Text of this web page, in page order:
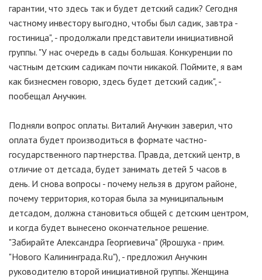
гарантии, что здесь так и будет детский садик? Сегодня
частному инвестору выгодно, чтобы был садик, завтра -
гостиница", - продолжали представители инициативной
группы. "У нас очередь в сады большая. Конкуренции по
частным детским садикам почти никакой. Поймите, я вам
как бизнесмен говорю, здесь будет детский садик", -
пообещал Анучкин.
Подняли вопрос оплаты. Виталий Анучкин заверил, что
оплата будет производиться в формате частно-
государственного партнерства. Правда, детский центр, в
отличие от детсада, будет занимать детей 5 часов в
день. И снова вопросы - почему нельзя в другом районе,
почему территория, которая была за муниципальным
детсадом, должна становиться общей с детским центром,
и когда будет вынесено окончательное решение.
"Забирайте Александра Георгиевича" (Ярошука - прим.
"Нового Калининграда.Ru"), - предложил Анучкин
руководителю второй инициативной группы. Женщина